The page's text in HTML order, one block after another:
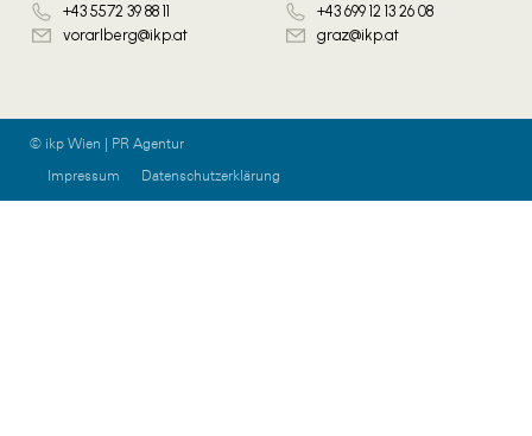
+43 5572 39 88 11
vorarlberg@ikp.at
+43 699 12 13 26 08
graz@ikp.at
© ikp Wien | PR Agentur
Impressum
Datenschutzerklärung